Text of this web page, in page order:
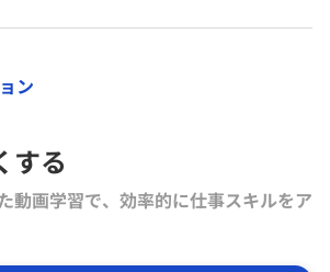
ン
する
動画学習で、効率的に仕事スキルをア